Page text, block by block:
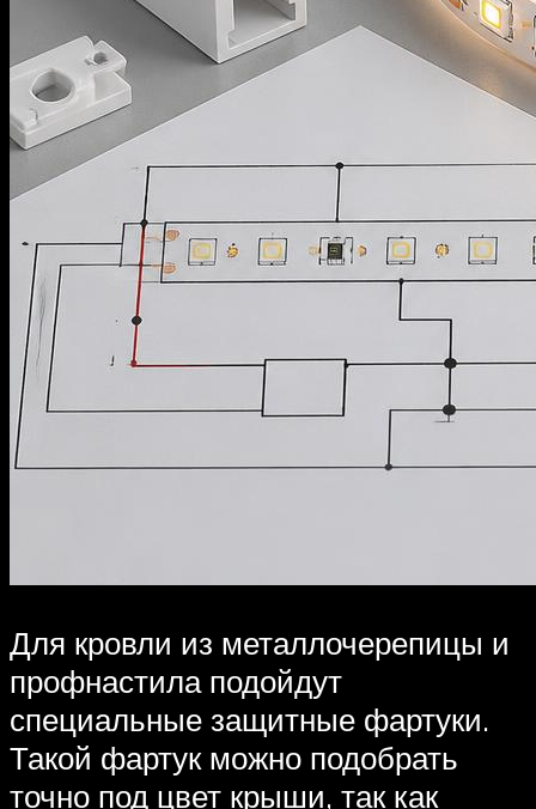
Для кровли из металлочерепицы и
профнастила подойдут
специальные защитные фартуки.
Такой фартук можно подобрать
точно под цвет крыши, так как